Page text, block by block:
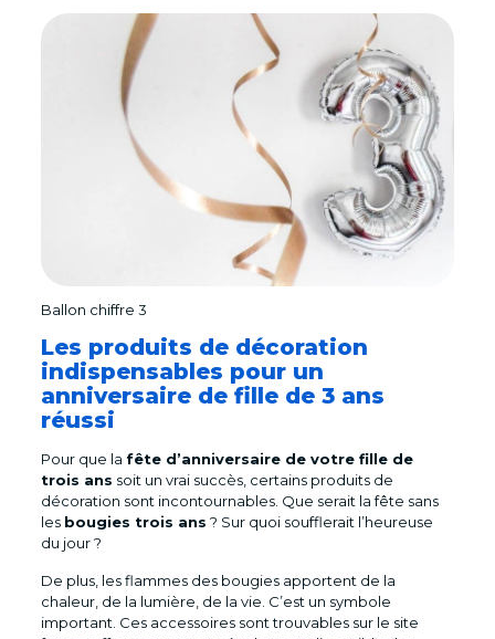
Ballon chiffre 3
Les produits de décoration
indispensables pour un
anniversaire de fille de 3 ans
réussi
Pour que la fête d’anniversaire de votre fille de
trois ans soit un vrai succès, certains produits de
décoration sont incontournables. Que serait la fête sans
les bougies trois ans ? Sur quoi soufflerait l’heureuse
du jour ?
De plus, les flammes des bougies apportent de la
chaleur, de la lumière, de la vie. C’est un symbole
important. Ces accessoires sont trouvables sur le site